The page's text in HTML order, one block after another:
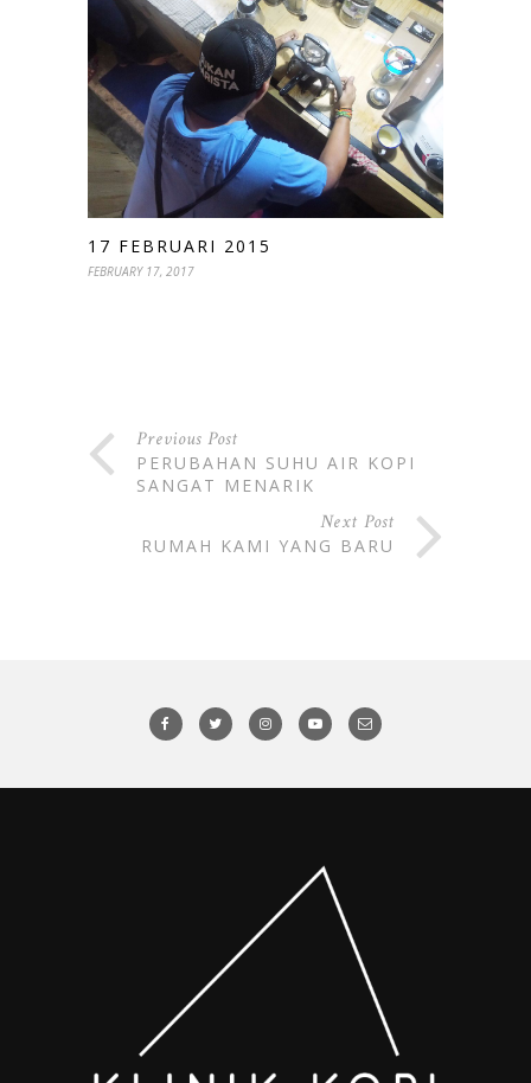
17 FEBRUARI 2015
FEBRUARY 17, 2017
Previous Post
PERUBAHAN SUHU AIR KOPI
SANGAT MENARIK
Next Post
RUMAH KAMI YANG BARU